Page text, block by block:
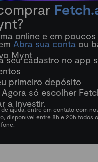
online e em
Abra sua conta ou
Mynt
seu cadastro no app
primeiro depósito
só escolher
a investir.
de ajuda, entre em contato com
disponível entre 8h e 20h todos